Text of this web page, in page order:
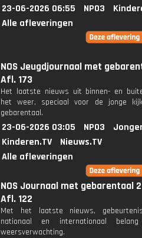
23-06-2026 06:55 NPO3
Alle afleveringen
NOS Jeugdjournaal met
Afl. 173
Het laatste nieuws uit binnen- en
het weer, speciaal voor de jonge
gebarentaal.
23-06-2026 03:05 NPO3
Kinderen.TV
Nieuws.TV
Alle afleveringen
NOS Journaal met gebarentaal
Afl. 122
Met het laatste nieuws,
nationaal en internationaal
weersverwachting.